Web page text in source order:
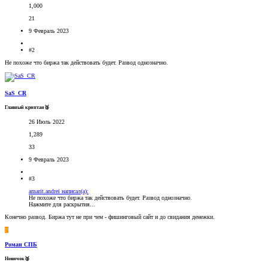
1,000
21
9 Февраль 2023
#2
Не похоже что биржа так действовать будет. Развод однозначно.
SaS_CR
Главный криптан🥈
26 Июль 2022
1,289
33
9 Февраль 2023
#3
amarit.andrei написал(а):
Не похоже что биржа так действовать будет. Развод однозначно.
Нажмите для раскрытия...
Конечно развод. Биржа тут не при чем - фишинговый сайт и до свидания денежки.
Р
Роман СПБ
Новичок🥈